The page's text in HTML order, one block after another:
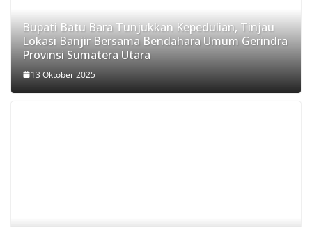
Bupati Batu Bara Tunjukkan Kepedulian, Tinjau
Lokasi Banjir Bersama Bendahara Umum Gerindra
Provinsi Sumatera Utara
13 Oktober 2025